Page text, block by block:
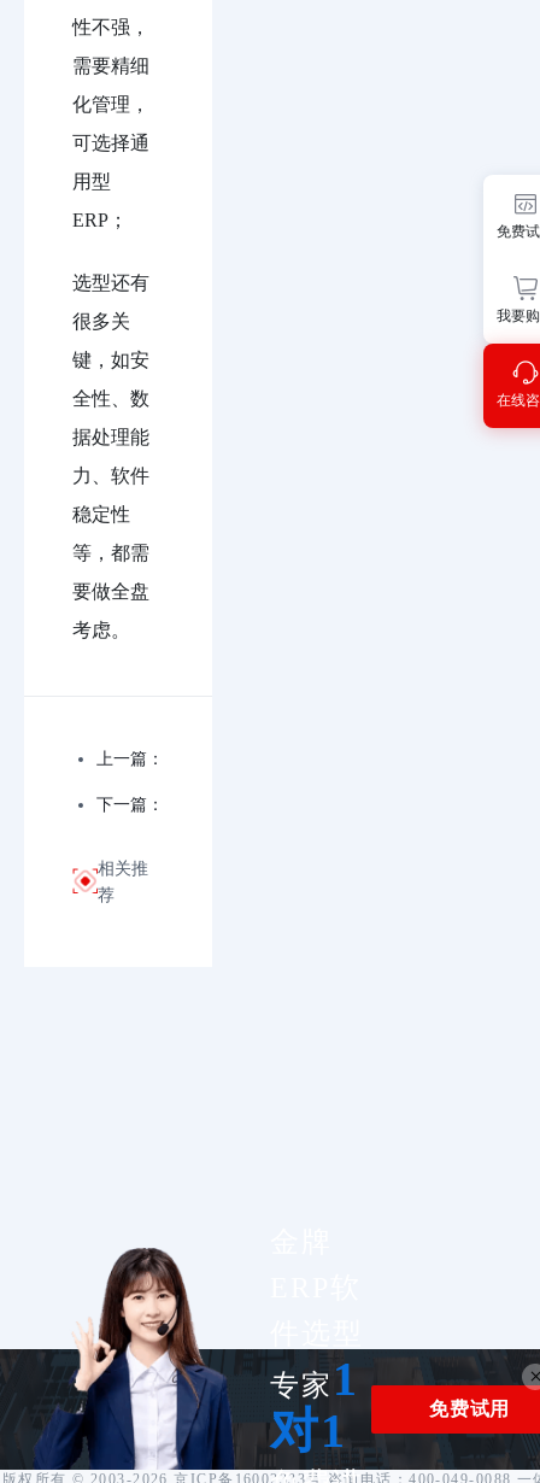
性不强，
需要精细
化管理，
可选择通
用型
ERP；
选型还有
很多关
键，如安
全性、数
据处理能
力、软件
稳定性
等，都需
要做全盘
考虑。
上一篇：
下一篇：
相关推
荐
免费
我要
在线
专家 1
对1
免费试用
版权所有 ©️ 2003-2026 京ICP备16002333号 咨询电话：400-049-0088 一